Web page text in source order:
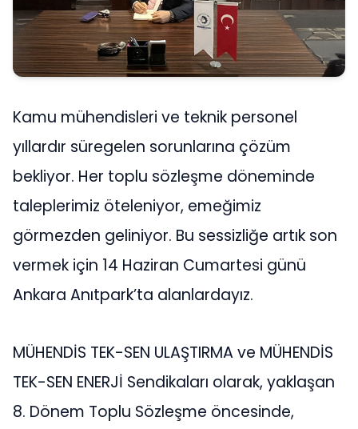
Kamu mühendisleri ve teknik personel
yıllardır süregelen sorunlarına çözüm
bekliyor. Her toplu sözleşme döneminde
taleplerimiz öteleniyor, emeğimiz
görmezden geliniyor. Bu sessizliğe artık son
vermek için 14 Haziran Cumartesi günü
Ankara Anıtpark’ta alanlardayız.
MÜHENDİS TEK-SEN ULAŞTIRMA ve MÜHENDİS
TEK-SEN ENERJİ Sendikaları olarak, yaklaşan
8. Dönem Toplu Sözleşme öncesinde,